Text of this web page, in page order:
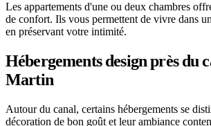
Les appartements d'une ou deux chambres
de confort. Ils vous permettent de vivre dans
en préservant votre intimité.
Hébergements design près du
Martin
Autour du canal, certains hébergements se
décoration de bon goût et leur ambiance